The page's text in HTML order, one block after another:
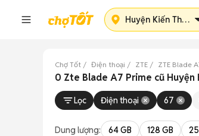
Huyện Kiến Thuỵ
Chợ Tốt Điện thoại ZTE ZTE Blade
0 Zte Blade A7 Prime cũ Huyện
Lọc Điện thoại 67
Dung lượng: 64 GB 128 GB